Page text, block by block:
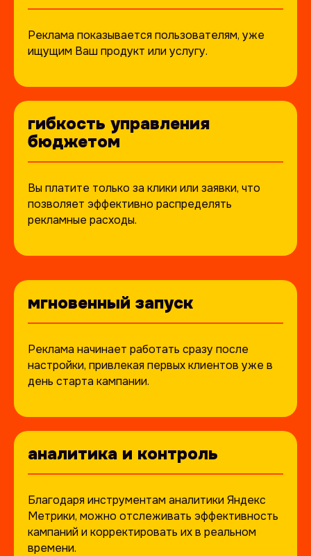
Реклама показывается пользователям, уже
ищущим Ваш продукт или услугу.
гибкость управления
бюджетом
Вы платите только за клики или заявки, что
позволяет эффективно распределять
рекламные расходы.
мгновенный запуск
Реклама начинает работать сразу после
настройки, привлекая первых клиентов уже в
день старта кампании.
аналитика и контроль
Благодаря инструментам аналитики Яндекс
Метрики, можно отслеживать эффективность
кампаний и корректировать их в реальном
времени.
КЕЙСЫ
кейсы наших клиентов